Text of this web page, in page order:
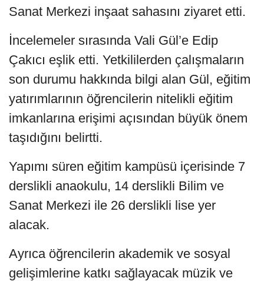
Sanat Merkezi inşaat sahasını ziyaret etti.
İncelemeler sırasında Vali Gül’e Edip
Çakıcı eşlik etti. Yetkililerden çalışmaların
son durumu hakkında bilgi alan Gül, eğitim
yatırımlarının öğrencilerin nitelikli eğitim
imkanlarına erişimi açısından büyük önem
taşıdığını belirtti.
Yapımı süren eğitim kampüsü içerisinde 7
derslikli anaokulu, 14 derslikli Bilim ve
Sanat Merkezi ile 26 derslikli lise yer
alacak.
Ayrıca öğrencilerin akademik ve sosyal
gelişimlerine katkı sağlayacak müzik ve